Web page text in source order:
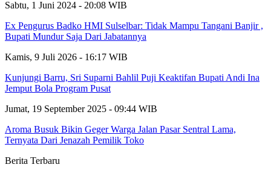
Sabtu, 1 Juni 2024 - 20:08 WIB
Ex Pengurus Badko HMI Sulselbar: Tidak Mampu Tangani Banjir ,
Bupati Mundur Saja Dari Jabatannya
Kamis, 9 Juli 2026 - 16:17 WIB
Kunjungi Barru, Sri Suparni Bahlil Puji Keaktifan Bupati Andi Ina
Jemput Bola Program Pusat
Jumat, 19 September 2025 - 09:44 WIB
Aroma Busuk Bikin Geger Warga Jalan Pasar Sentral Lama,
Ternyata Dari Jenazah Pemilik Toko
Berita Terbaru